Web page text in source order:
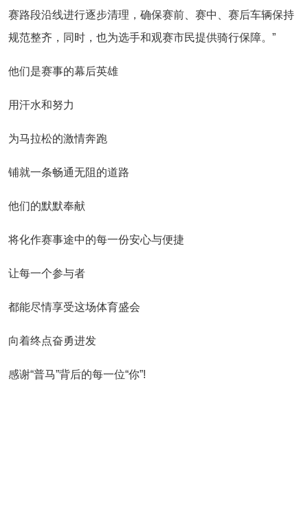
赛路段沿线进行逐步清理，确保赛前、赛中、赛后车辆保持
规范整齐，同时，也为选手和观赛市民提供骑行保障。”
他们是赛事的幕后英雄
用汗水和努力
为马拉松的激情奔跑
铺就一条畅通无阻的道路
他们的默默奉献
将化作赛事途中的每一份安心与便捷
让每一个参与者
都能尽情享受这场体育盛会
向着终点奋勇进发
感谢“普马”背后的每一位“你”!